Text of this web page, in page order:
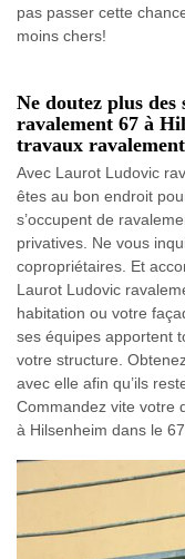
pas passer cette
moins chers!
Ne doutez plus
ravalement 67 à
travaux
Avec Laurot Ludovic
êtes au bon endroit
s’occupent de
privatives. Ne vous
copropriétaires. Et
Laurot Ludovic
habitation ou votre
ses équipes apportent
votre structure.
avec elle afin qu’ils
Commandez vite votre
à Hilsenheim dans le